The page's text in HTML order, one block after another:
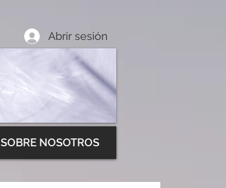
Abrir sesión
SOBRE NOSOTROS